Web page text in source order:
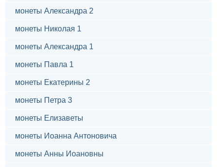
монеты Александра 2
монеты Николая 1
монеты Александра 1
монеты Павла 1
монеты Екатерины 2
монеты Петра 3
монеты Елизаветы
монеты Иоанна Антоновича
монеты Анны Иоановны